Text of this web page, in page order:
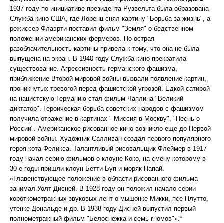
1937 году по инициативе президента Рузвельта была образована
Служба кино США, где Лоренц снял картину "Борьба за жизнь", а
режиссер Флаэрти поставил фильм "Земля" о бедственном
положении американских фермеров. Но острая
разоблачительность картины привела к тому, что она не была
выпущена на экран. В 1940 году Служба кино прекратила
существование. Агрессивность германского фашизма,
приближение Второй мировой войны вызвали появление картин,
проникнутых тревогой перед фашистской угрозой. Едкой сатирой
на нацистскую Германию стал фильм Чаплина "Великий
диктатор". Героическая борьба советских народов с фашизмом
получила отражение в картинах " Миссия в Москву", "Песнь о
России". Американское рисованное кино возникло еще до Первой
мировой войны. Художник Салливан создал первого популярного
героя кота Феликса. Талантливый рисовальщик Флеймер в 1917
году начал серию фильмов о клоуне Коко, на смену которому в
30-е годы пришли клоун Бетти Буп и моряк Папай.
«Главенствующее положение в области рисованного фильма
занимал Уолт Дисней. В 1928 году он положил начало серии
короткометражных звуковых лент о мышонке Микки, псе Плутто,
утенке Дональде и др. В 1938 году Дисней выпустил первый
полнометражный фильм "Белоснежка и семь гномов"».*